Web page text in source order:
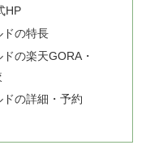
HP
ドの特長
の楽天GORA・
の詳細・予約